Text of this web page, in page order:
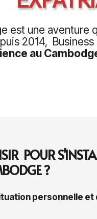
est une
2014,
au
POUR
?
personnelle et